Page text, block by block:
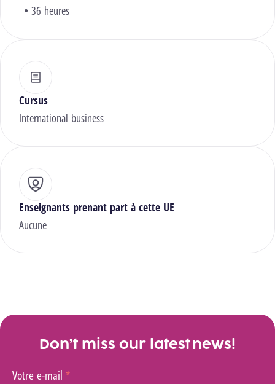
36 heures
Cursus
International business
Enseignants prenant part à cette UE
Aucune
Don’t miss our latest news!
Votre e-mail *